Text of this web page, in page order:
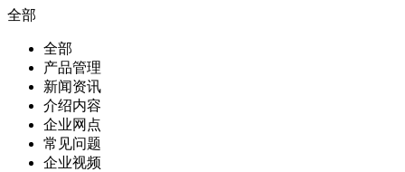
全部
全部
产品管理
新闻资讯
介绍内容
企业网点
常见问题
企业视频